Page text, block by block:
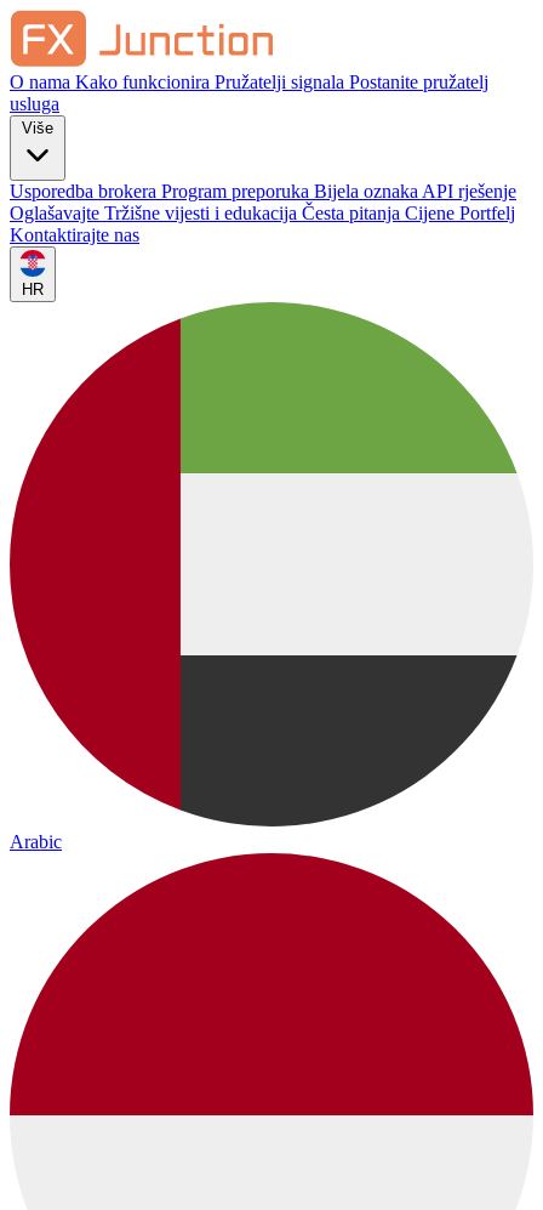
O nama Kako funkcionira Pružatelji signala Postanite pružatelj
usluga
Usporedba brokera Program preporuka Bijela oznaka API rješenje
Oglašavajte Tržišne vijesti i edukacija Česta pitanja Cijene Portfelj
Kontaktirajte nas
HR
Arabic